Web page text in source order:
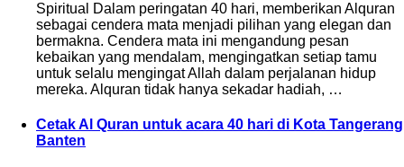
Spiritual Dalam peringatan 40 hari, memberikan Alquran
sebagai cendera mata menjadi pilihan yang elegan dan
bermakna. Cendera mata ini mengandung pesan
kebaikan yang mendalam, mengingatkan setiap tamu
untuk selalu mengingat Allah dalam perjalanan hidup
mereka. Alquran tidak hanya sekadar hadiah, …
Cetak Al Quran untuk acara 40 hari di Kota Tangerang
Banten